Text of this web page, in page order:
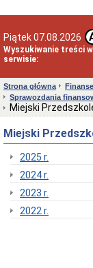
Piątek 07.08.2026
Wyszukiwanie treści w
serwisie:
i
samodzielne
Statut
Miasta
Bolesławiec
Regulamin
Organizacyjny
Urzędu
Miasta
Regulaminy
zarządzenia
Kierownika
Urzędu
Miasta
Strona główna
Sprawozdania
Miejski
Miejski
2025 r.
2024 r.
2023 r.
2022 r.